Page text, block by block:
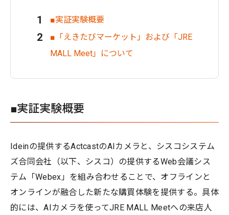
■実証実験概要
■「えきたびマーケット」および「JRE
MALL Meet」について
■実証実験概要
Ideinの提供するActcastのAIカメラと、シスコシステム
ズ合同会社（以下、シスコ）の提供するWeb会議シス
テム「Webex」を組み合わせることで、オフラインと
オンラインが融合した新たな購買体験を提供する。具体
的には、AIカメラを使ってJRE MALL Meetへの来店人